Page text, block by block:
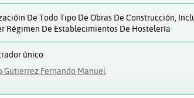
De Todo Tipo De Obras De Construcción,
Régimen De Establecimientos De Hostelería
único
Gutierrez Fernando Manuel